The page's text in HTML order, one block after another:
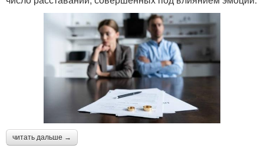
читать дальше →